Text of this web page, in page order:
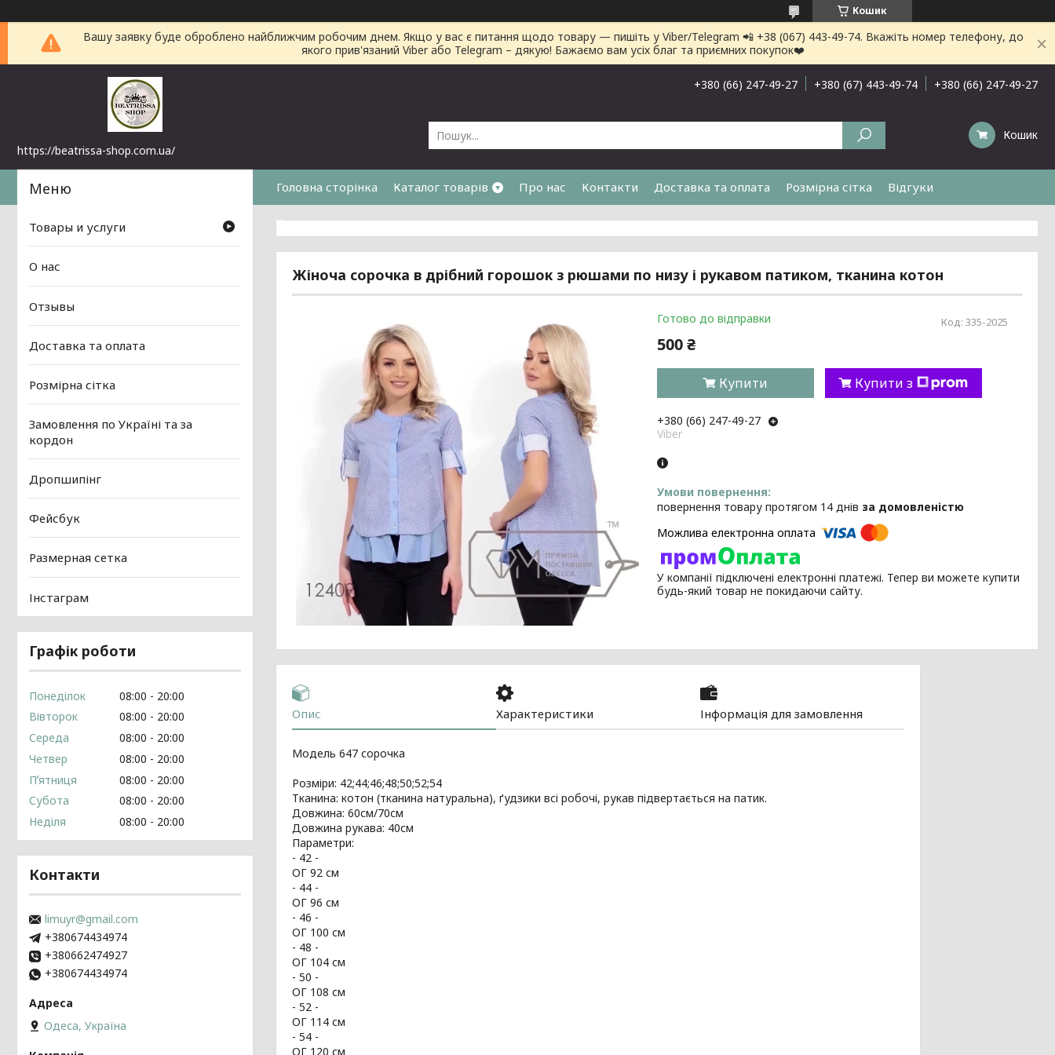
Кошик
Вашу заявку буде оброблено найближчим робочим днем. Якщо у вас є питання щодо товару — пишіть у Viber/Telegram 📲 +38 (067) 443-49-74. Вкажіть номер телефону, до
якого прив'язаний Viber або Telegram – дякую! Бажаємо вам усіх благ та приємних покупок❤️
https://beatrissa-shop.com.ua/
+380 (66) 247-49-27 +380 (67) 443-49-74 +380 (66) 247-49-27
Кошик
Головна сторінка Каталог товарів Про нас Контакти Доставка та оплата Розмірна сітка Відгуки
Часті питання
Жіноча сорочка в дрібний горошок з рюшами по низу і рукавом патиком, тканина котон
Готово до відправки Код:335-2025
500 ₴
Купити Купити з
+380 (66) 247-49-27
Viber
повернення товару протягом 14 днів за домовленістю
У компанії підключені електронні платежі. Тепер ви можете купити
будь-який товар не покидаючи сайту.
Опис Характеристики Інформація для замовлення
Модель 647 сорочка
Розміри: 42;44;46;48;50;52;54
Тканина: котон (тканина натуральна), ґудзики всі робочі, рукав підвертається на патик.
Довжина: 60см/70см
Довжина рукава: 40см
Параметри:
- 42 -
ОГ 92 см
- 44 -
ОГ 96 см
- 46 -
ОГ 100 см
- 48 -
ОГ 104 см
- 50 -
ОГ 108 см
- 52 -
ОГ 114 см
- 54 -
ОГ 120 см
Товары и услуги
О нас
Отзывы
Доставка та оплата
Розмірна сітка
Замовлення по Україні та за
кордон
Дропшипінг
Фейсбук
Размерная сетка
Інстаграм
Графік роботи
Понеділок 08:00
20:00
Вівторок
08:00
20:00
Середа
08:00
20:00
Четвер
08:00
20:00
Пʼятниця
08:00
20:00
Субота
08:00
20:00
Неділя
08:00 20:00
Контакти
limuyr@gmail.com
+380674434974
+380662474927
+380674434974
Одеса, Україна